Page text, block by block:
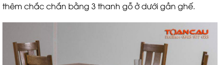
thêm chắc chắn bằng 3 thanh gỗ ở dưới gần ghế.